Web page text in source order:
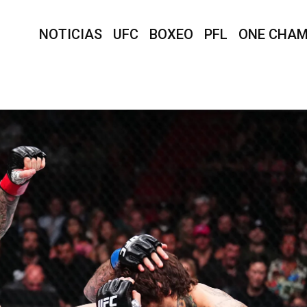
NOTICIAS UFC BOXEO PFL ONE